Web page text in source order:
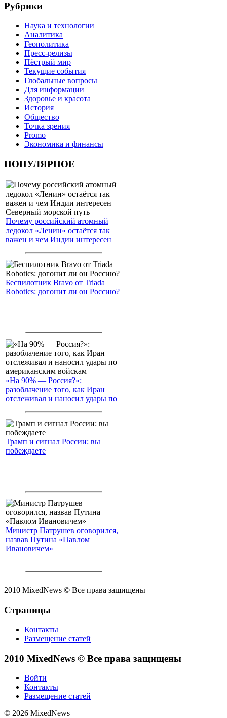
Рубрики
Наука и технологии
Аналитика
Геополитика
Пресс-релизы
Пёстрый мир
Текущие события
Глобальные вопросы
Для информации
Здоровье и красота
История
Общество
Точка зрения
Promo
Экономика и финансы
ПОПУЛЯРНОЕ
Почему российский атомный
ледокол «Ленин» остаётся так
важен и чем Индии интересен
Северный морской путь
Беспилотник Bravo от Triada
Robotics: догонит ли он Россию?
«На 90% — Россия?»:
разоблачение того, как Иран
отслеживал и наносил удары по
американским войскам
Трамп и сигнал России: вы
побеждаете
Министр Патрушев оговорился,
назвав Путина «Павлом
Ивановичем»
2010 MixedNews © Все права защищены
Страницы
Контакты
Размещение статей
2010 MixedNews © Все права защищены
Войти
Контакты
Размещение статей
© 2026 MixedNews